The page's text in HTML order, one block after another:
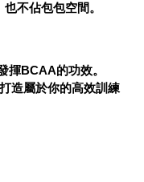
不佔包包空間。
揮BCAA的功效。
造屬於你的高效訓練